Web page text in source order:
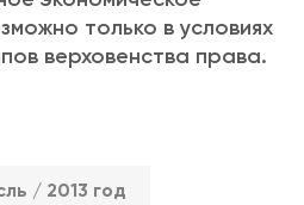
только в условиях
верховенства права.
/ 2013 год